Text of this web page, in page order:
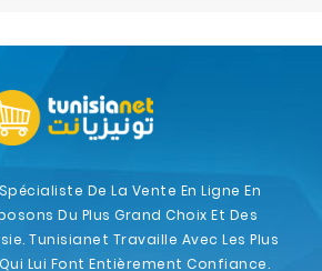
De La Vente En Ligne En
Du Plus Grand Choix Et Des
Tunisianet Travaille Avec Les Plus
Lui Font Entièrement Confiance.